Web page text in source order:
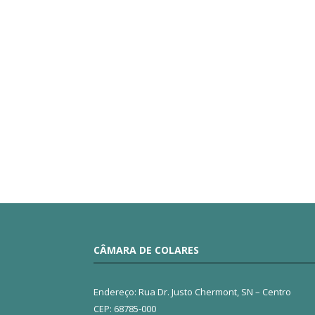
CÂMARA DE COLARES
Endereço: Rua Dr. Justo Chermont, SN – Centro
CEP: 68785-000